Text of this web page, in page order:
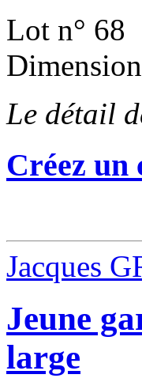
Lot n° 68
Le détail
Créez un
Jacques
Jeune
large